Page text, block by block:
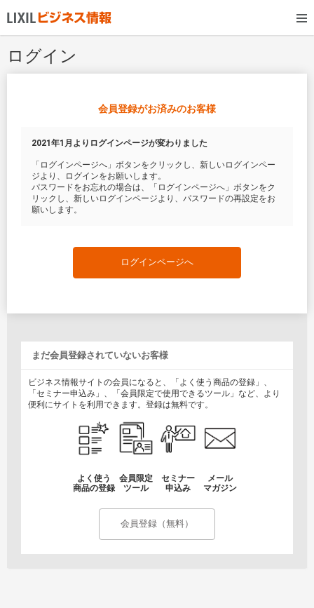
ログイン
会員登録がお済みのお客様
2021年1月よりログインページが変わりました
「ログインページへ」ボタンをクリックし、新しいログインペー
ジより、ログインをお願いします。
パスワードをお忘れの場合は、「ログインページへ」ボタンをク
リックし、新しいログインページより、パスワードの再設定をお
願いします。
ログインページへ
まだ会員登録されていないお客様
ビジネス情報サイトの会員になると、「よく使う商品の登録」、
「セミナー申込み」、「会員限定で使用できるツール」など、より
便利にサイトを利用できます。登録は無料です。
よく使う
商品の登録
会員限定
ツール
セミナー
申込み
メール
マガジン
会員登録（無料）